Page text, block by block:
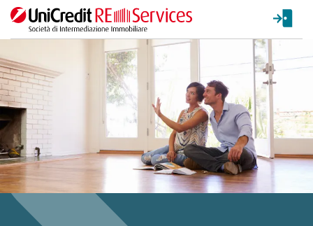
La ricerca verrà inviata automaticamente alla selezione delle